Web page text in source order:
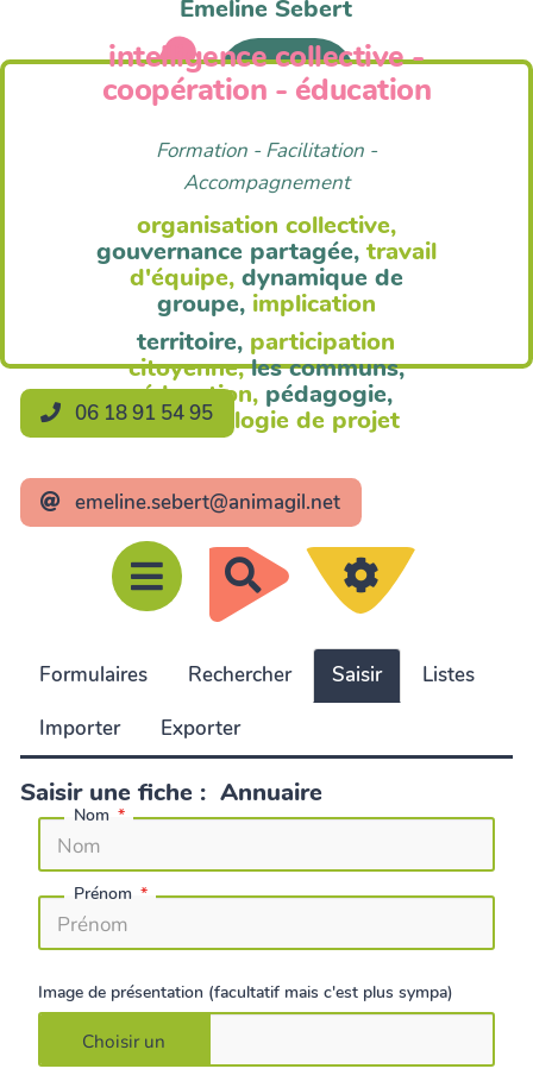
R
e
h
r
c
h
r
Anim'Agil
Emeline Sebert
intelligence collective -
coopération - éducation
Formation - Facilitation -
Accompagnement
organisation collective,
gouvernance partagée, travail
d'équipe, dynamique de
groupe, implication
territoire, participation
citoyenne, les communs,
éducation, pédagogie,
méthodologie de projet
06 18 91 54 95
emeline.sebert@animagil.net
Formulaires Rechercher Saisir
Listes
Importer
Exporter
Saisir une fiche : Annuaire
Nom
Prénom
Image de présentation (facultatif mais c'est plus sympa)